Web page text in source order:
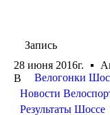
Запись
28 июня 2016г.
В
Велогонки
Новости
Результаты Шоссе